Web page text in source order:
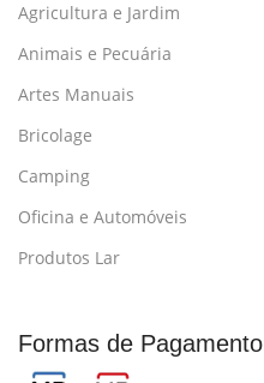
Agricultura e Jardim
Animais e Pecuária
Artes Manuais
Bricolage
Camping
Oficina e Automóveis
Produtos Lar
Formas de Pagamento